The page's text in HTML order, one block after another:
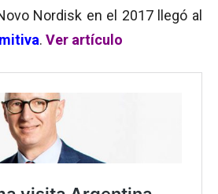
Nordisk en el 2017 llegó al
. Ver artículo